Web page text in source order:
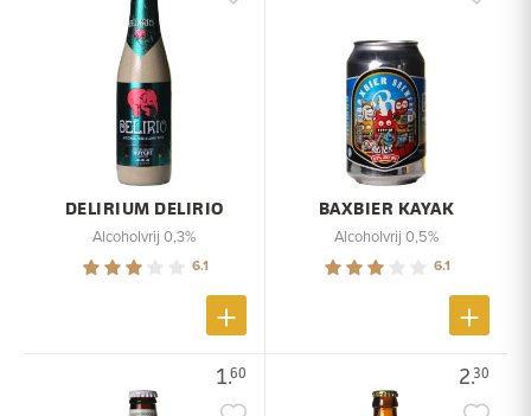
DELIRIUM DELIRIO
Alcoholvrij 0,3%
6.1
BAXBIER KAYAK
Alcoholvrij 0,5%
6.1
1.60 2.30